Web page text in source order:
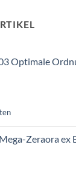
Optimale
Zeraora ex